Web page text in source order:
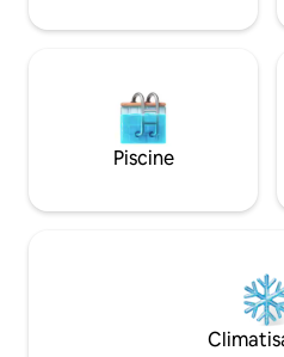
Piscine